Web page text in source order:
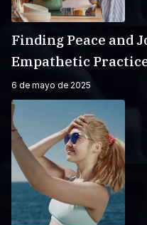
Finding Peace and
Empathetic
6 de mayo de 2025